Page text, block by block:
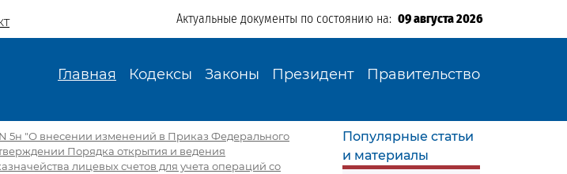
Актуальные документы по состоянию на: 09 августа 2026
Главная Кодексы Законы Президент Правительство
5н "О внесении изменений в Приказ Федерального
Порядка открытия и ведения
лицевых счетов для учета операций со
Популярные статьи
и материалы